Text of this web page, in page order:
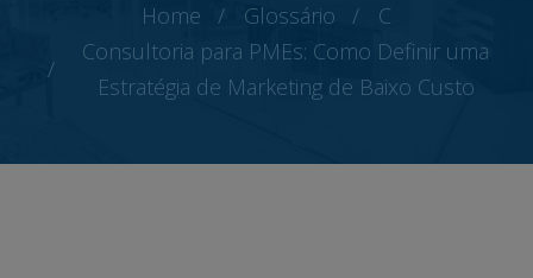
Home Glossário
C
Consultoria para PMEs: Como Definir uma
Estratégia de Marketing de Baixo Custo